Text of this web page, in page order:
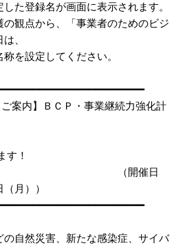
録名が画面に表示されます。
から、「事業者のためのビジ
、
定してください。
】ＢＣＰ・事業継続力強化計
！
催日
月））
災害、新たな感染症、サイバ